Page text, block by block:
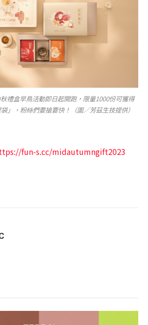
禮盒早鳥活動即日起開跑，限量1000份可獲得
袋」，粉絲們要搶要快！（圖／芳茲生技提供）
fun-s.cc/midautumngift2023